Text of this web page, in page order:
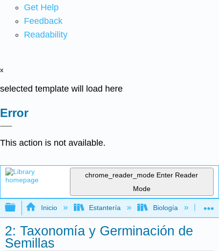
Get Help
Feedback
Readability
x
selected template will load here
Error
This action is not available.
chrome_reader_mode Enter Reader
Mode
Expandir/contraer jerarquía global
Inicio Estantería Biología
2: Taxonomía y Germinación de
Semillas